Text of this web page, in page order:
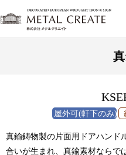
真鍮鋳物製の片面用ドアハンド
合いが生まれ、真鍮素材ならで